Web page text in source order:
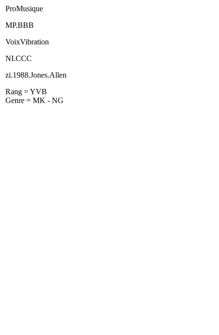
ProMusique
MP.BBB
VoixVibration
NI.CCC
zi.1988.Jones.Allen
Rang = YVB
Genre = MK - NG